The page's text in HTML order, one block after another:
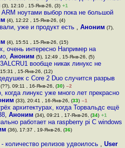
(3), 12:10 , 15-Янв-26, (3) +1
ноутами выбор пока не большой
(4), 12:22 , 15-Янв-26, (4)
уже и продукт есть , Аноним (7),
(4), 15:51 , 15-Янв-26, (15)
очень интересно Например на
, Аноним (5), 12:49 , 15-Янв-26, (5)
вообще никак линукс не
, 15-Янв-26, (12)
с Core 2 Duo случится разрыв
09:11 , 16-Янв-26, (30) –2
когда линукс уже много лет прекрасно
(33), 20:41 , 16-Янв-26, (33) –1
архитектурах, когда Торвальдс ещё
,Аноним (34), 09:21 , 17-Янв-26, (34) +1
работает на raspberry pi С windows
(36), 17:37 , 19-Янв-26, (36)
количество релизов удвоилось ,User